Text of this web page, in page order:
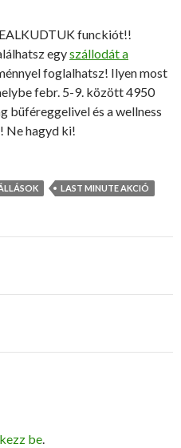
funckiót!!
egyszállodát a
foglalhatsz! Ilyen most
febr. 5-9. között 4950
büféreggelivel és a wellness
Ne hagyd ki!
LAST MINUTE AKCIÓ
be.